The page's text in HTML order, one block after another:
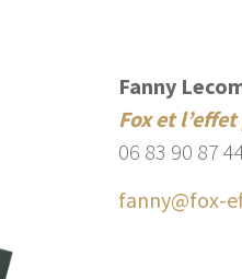
Fanny
Fox et
06 83 90 87
fanny@fox-